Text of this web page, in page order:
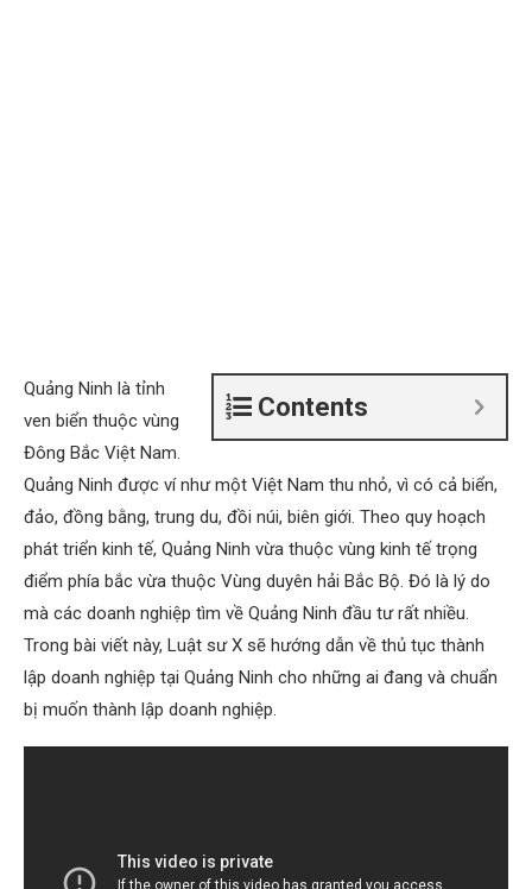
Contents
Quảng Ninh là tỉnh
ven biển thuộc vùng
Đông Bắc Việt Nam.
Quảng Ninh được ví như một Việt Nam thu nhỏ, vì có cả biển,
đảo, đồng bằng, trung du, đồi núi, biên giới. Theo quy hoạch
phát triển kinh tế, Quảng Ninh vừa thuộc vùng kinh tế trọng
điểm phía bắc vừa thuộc Vùng duyên hải Bắc Bộ. Đó là lý do
mà các doanh nghiệp tìm về Quảng Ninh đầu tư rất nhiều.
Trong bài viết này, Luật sư X sẽ hướng dẫn về thủ tục thành
lập doanh nghiệp tại Quảng Ninh cho những ai đang và chuẩn
bị muốn thành lập doanh nghiệp.